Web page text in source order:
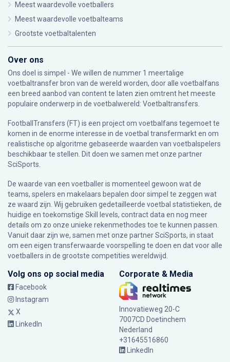
Meest waardevolle voetballers
Meest waardevolle voetbalteams
Grootste voetbaltalenten
Over ons
Ons doel is simpel - We willen de nummer 1 meertalige
voetbaltransfer bron van de wereld worden, door alle voetbalfans
een breed aanbod van content te laten zien omtrent het meeste
populaire onderwerp in de voetbalwereld: Voetbaltransfers.
FootballTransfers (FT) is een project om voetbalfans tegemoet te
komen in de enorme interesse in de voetbal transfermarkt en om
realistische op algoritme gebaseerde waarden van voetbalspelers
beschikbaar te stellen. Dit doen we samen met onze partner
SciSports.
De waarde van een voetballer is momenteel gewoon wat de
teams, spelers en makelaars bepalen door simpel te zeggen wat
ze waard zijn. Wij gebruiken gedetailleerde voetbal statistieken, de
huidige en toekomstige Skill levels, contract data en nog meer
details om zo onze unieke rekenmethodes toe te kunnen passen.
Vanuit daar zijn we, samen met onze partner SciSports, in staat
om een eigen transferwaarde voorspelling te doen en dat voor alle
voetballers in de grootste competities wereldwijd.
Volg ons op social media
Facebook
Instagram
X
LinkedIn
Corporate & Media
Innovatieweg 20-C
7007CD Doetinchem
Nederland
+31645516860
LinkedIn